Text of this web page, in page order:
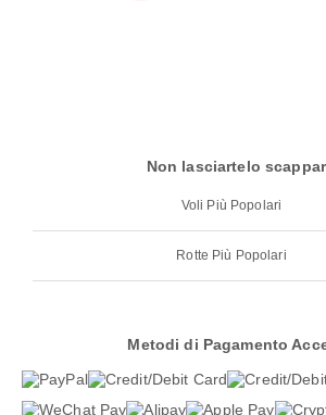
Non lasciartelo
Voli Più Popolari
Rotte Più Popolari
Metodi di Pagamento